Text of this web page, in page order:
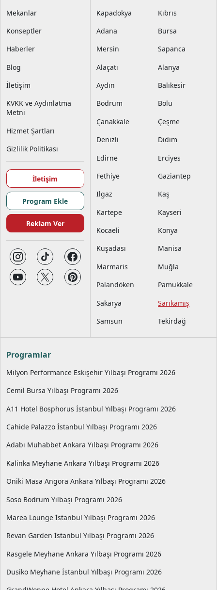
Mekanlar
Konseptler
Haberler
Blog
İletişim
KVKK ve Aydınlatma
Metni
Hizmet Şartları
Gizlilik Politikası
İletişim
Program Ekle
Reklam Ver
Kapadokya
Kıbrıs
Adana
Bursa
Mersin
Sapanca
Alaçatı
Alanya
Aydın
Balıkesir
Bodrum
Bolu
Çanakkale
Çeşme
Denizli
Didim
Edirne
Erciyes
Fethiye
Gaziantep
Ilgaz
Kaş
Kartepe
Kayseri
Kocaeli
Konya
Kuşadası
Manisa
Marmaris
Muğla
Palandöken
Pamukkale
Sakarya
Sarıkamış
Samsun
Tekirdağ
Programlar
Milyon Performance Eskişehir Yılbaşı Programı 2026
Cemil Bursa Yılbaşı Programı 2026
A11 Hotel Bosphorus İstanbul Yılbaşı Programı 2026
Cahide Palazzo İstanbul Yılbaşı Programı 2026
Adabı Muhabbet Ankara Yılbaşı Programı 2026
Kalinka Meyhane Ankara Yılbaşı Programı 2026
Oniki Masa Angora Ankara Yılbaşı Programı 2026
Soso Bodrum Yılbaşı Programı 2026
Marea Lounge İstanbul Yılbaşı Programı 2026
Revan Garden İstanbul Yılbaşı Programı 2026
Rasgele Meyhane Ankara Yılbaşı Programı 2026
Dusiko Meyhane İstanbul Yılbaşı Programı 2026